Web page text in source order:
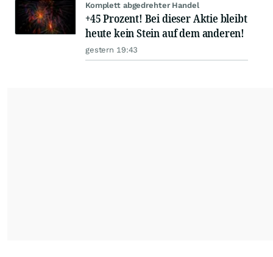
Komplett abgedrehter Handel
+45 Prozent! Bei dieser Aktie bleibt
heute kein Stein auf dem anderen!
gestern 19:43